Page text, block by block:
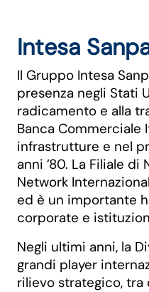
Intesa
Il Gruppo Intesa
presenza negli Stati
radicamento e alla
Banca Commerciale
infrastrutture e nel
anni ’80. La Filiale di
Network
ed è un importante
corporate e
Negli ultimi anni, la
grandi player
rilievo strategico, tra